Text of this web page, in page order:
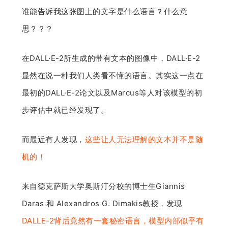
谁能告诉我这张图上的文字是什么语言？什么意
思？？？
在DALL·E-2所生成的带有文本的图像中，DALL·E-2
显然在说一种我们人类看不懂的语言。其实这一点在
最初的DALL·E-2论文以及Marcus等人对该模型的初
步评估中就已经发现了。
而最近有人发现， 这些让人无法理解的文本并不是随
机的！
来自德克萨斯大学奥斯汀分校的博士生Giannis
Daras 和 Alexandros G. Dimakis教授，发现
DALLE-2背后竟然有一套秘密语言，模型内部似乎有